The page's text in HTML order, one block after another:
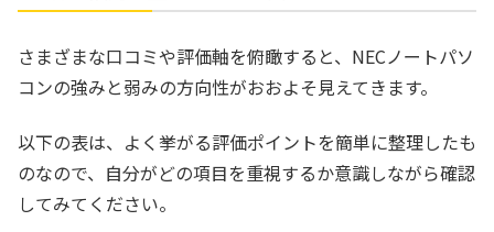
さまざまな口コミや評価軸を俯瞰すると、NECノートパソ
コンの強みと弱みの方向性がおおよそ見えてきます。
以下の表は、よく挙がる評価ポイントを簡単に整理したも
のなので、自分がどの項目を重視するか意識しながら確認
してみてください。